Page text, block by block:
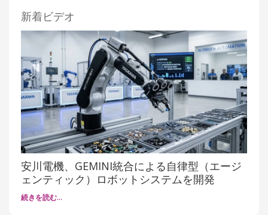
新着ビデオ
安川電機、GEMINI統合による自律型（エージ
ェンティック）ロボットシステムを開発
続きを読む…